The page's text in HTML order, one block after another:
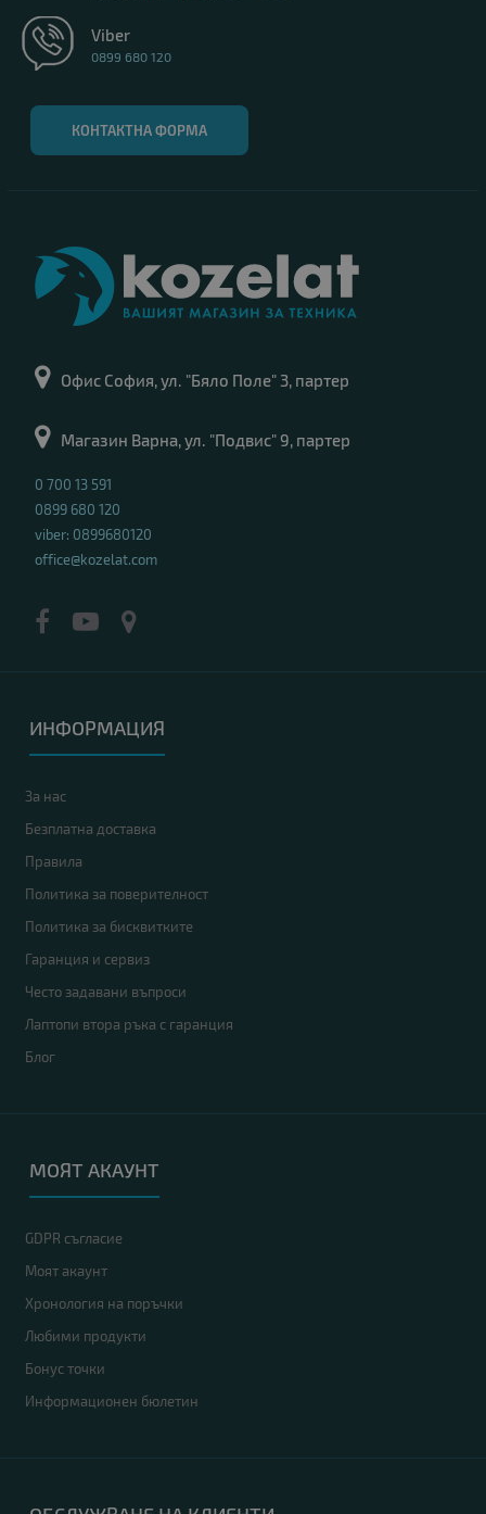
Viber
0899 680 120
КОНТАКТНА ФОРМА
Офис София, ул. "Бяло Поле" 3, партер
Магазин Варна, ул. "Подвис" 9, партер
0 700 13 591
0899 680 120
viber: 0899680120
office@kozelat.com
ИНФОРМАЦИЯ
За нас
Безплатна доставка
Правила
Политика за поверителност
Политика за бисквитките
Гаранция и сервиз
Често задавани въпроси
Лаптопи втора ръка с гаранция
Блог
МОЯТ АКАУНТ
GDPR съгласие
Моят акаунт
Хронология на поръчки
Любими продукти
Бонус точки
Информационен бюлетин